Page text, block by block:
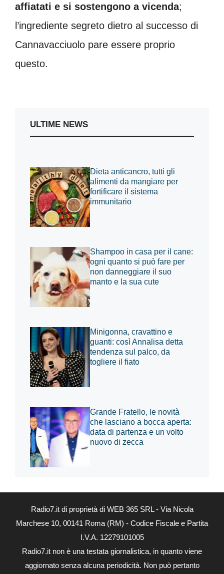
affiatati e si sostengono a vicenda;
l’ingrediente segreto dietro al successo di
Cannavacciuolo pare essere proprio
questo.
ULTIME NEWS
Dieta anticancro, tutti gli
alimenti da mangiare per
fortificare il sistema
immunitario
Shampoo in casa per il cane:
ogni quanto si può fare per
non danneggiare il suo
manto e la sua cute
Minigonna, cravattino e
guanti: così Annalisa detta
tendenza sul palco, da
togliere il fiato
Grande Fratello, le novità
che lasciano a bocca aperta:
data di partenza e un volto
nuovo di zecca
Radio7.it di proprietà di WEB 365 SRL - Via Nicola
Marchese 10, 00141 Roma (RM) - Codice Fiscale e Partita
I.V.A. 12279101005
Radio7.it non è una testata giornalistica, in quanto viene
aggiornato senza alcuna periodicità. Non può pertanto